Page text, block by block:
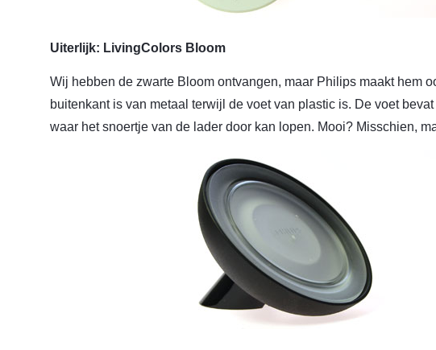
Uiterlijk: LivingColors Bloom
Wij hebben de zwarte Bloom ontvangen, maar Philips maakt hem
buitenkant is van metaal terwijl de voet van plastic is. De voet
waar het snoertje van de lader door kan lopen. Mooi? Misschien,